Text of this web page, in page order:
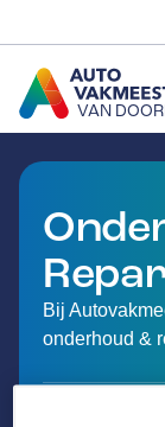
VAN
GA NAAR DE
Bij
onderhoud &